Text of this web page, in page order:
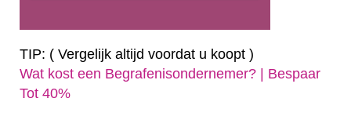
TIP: ( Vergelijk altijd voordat u koopt )
Wat kost een Begrafenisondernemer? | Bespaar
Tot 40%‎